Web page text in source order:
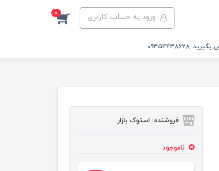
ورود به حساب کاربری 0
فروشنده: استوک بازار
ناموجود